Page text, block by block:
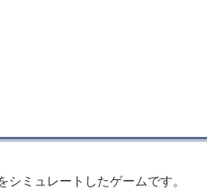
ミュレートしたゲームです。